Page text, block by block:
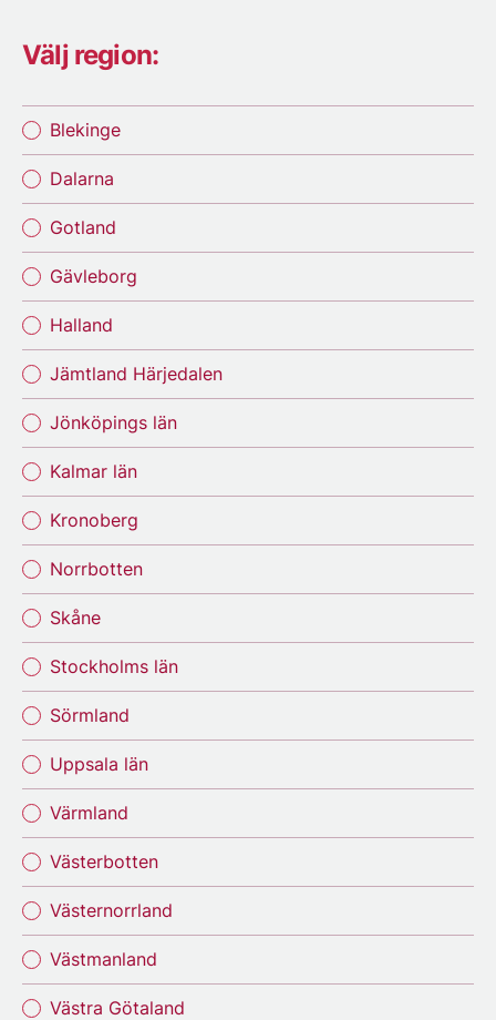
Välj region:
Blekinge
Dalarna
Gotland
Gävleborg
Halland
Jämtland Härjedalen
Jönköpings län
Kalmar län
Kronoberg
Norrbotten
Skåne
Stockholms län
Sörmland
Uppsala län
Värmland
Västerbotten
Västernorrland
Västmanland
Västra Götaland